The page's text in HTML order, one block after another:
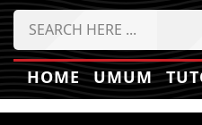
HOME UMUM